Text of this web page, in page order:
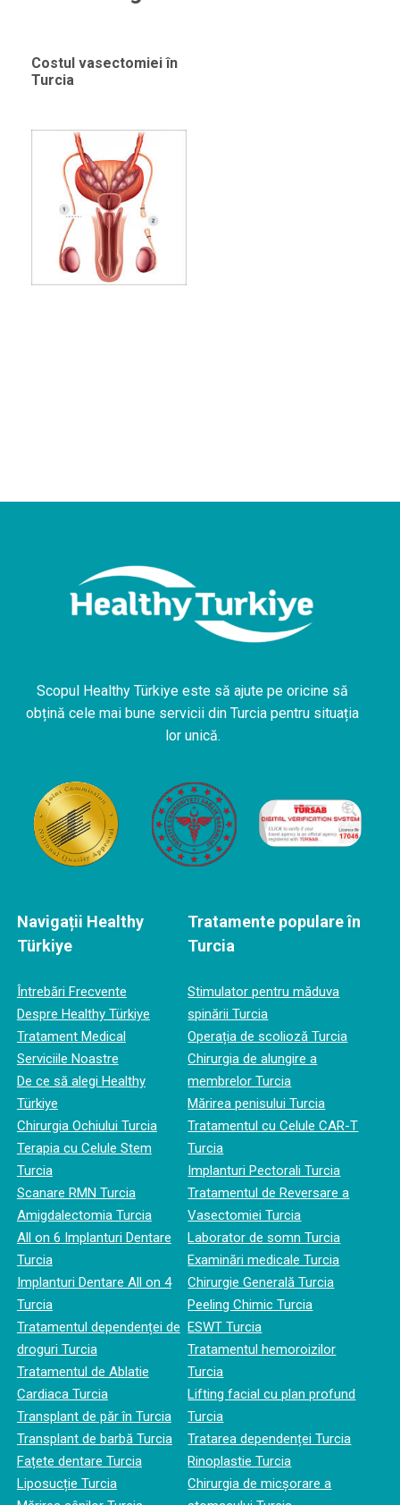
Costul vasectomiei în
Turcia
Scopul Healthy Türkiye este să ajute pe oricine să
obțină cele mai bune servicii din Turcia pentru situația
lor unică.
Navigații Healthy
Türkiye
Întrebări Frecvente
Despre Healthy Türkiye
Tratament Medical
Serviciile Noastre
De ce să alegi Healthy
Türkiye
Chirurgia Ochiului Turcia
Terapia cu Celule Stem
Turcia
Scanare RMN Turcia
Amigdalectomia Turcia
All on 6 Implanturi Dentare
Turcia
Implanturi Dentare All on 4
Turcia
Tratamentul dependenței de
droguri Turcia
Tratamentul de Ablatie
Cardiaca Turcia
Transplant de păr în Turcia
Transplant de barbă Turcia
Fațete dentare Turcia
Liposucție Turcia
Tratamente populare în
Turcia
Stimulator pentru măduva
spinării Turcia
Operația de scolioză Turcia
Chirurgia de alungire a
membrelor Turcia
Mărirea penisului Turcia
Tratamentul cu Celule CAR-T
Turcia
Implanturi Pectorali Turcia
Tratamentul de Reversare a
Vasectomiei Turcia
Laborator de somn Turcia
Examinări medicale Turcia
Chirurgie Generală Turcia
Peeling Chimic Turcia
ESWT Turcia
Tratamentul hemoroizilor
Turcia
Lifting facial cu plan profund
Turcia
Tratarea dependenței Turcia
Rinoplastie Turcia
Chirurgia de micșorare a